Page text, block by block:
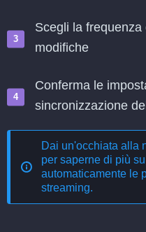
Scegli la
modifiche
Conferma le
sincronizzazione
Dai un'occhiata alla
per saperne di più su
automaticamente le
streaming.